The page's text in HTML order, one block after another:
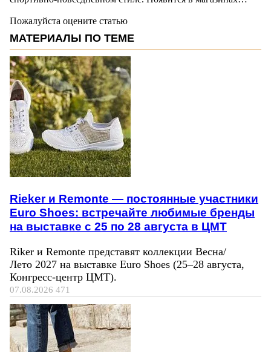
Пожалуйста оцените статью
МАТЕРИАЛЫ ПО ТЕМЕ
Rieker и Remonte — постоянные участники
Euro Shoes: встречайте любимые бренды
на выставке с 25 по 28 августа в ЦМТ
Riker и Remonte представят коллекции Весна/
Лето 2027 на выставке Euro Shoes (25–28 августа,
Конгресс‑центр ЦМТ).
07.08.2026 471